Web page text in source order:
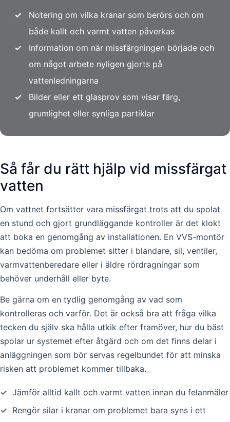
✓
Notering om vilka kranar som berörs och om
både kallt och varmt vatten påverkas
✓
Information om när missfärgningen började och
om något arbete nyligen gjorts på
vattenledningarna
✓
Bilder eller ett glasprov som visar färg,
grumlighet eller synliga partiklar
Så får du rätt hjälp vid missfärgat
vatten
Om vattnet fortsätter vara missfärgat trots att du spolat
en stund och gjort grundläggande kontroller är det klokt
att boka en genomgång av installationen. En VVS-montör
kan bedöma om problemet sitter i blandare, sil, ventiler,
varmvattenberedare eller i äldre rördragningar som
behöver underhåll eller byte.
Be gärna om en tydlig genomgång av vad som
kontrolleras och varför. Det är också bra att fråga vilka
tecken du själv ska hålla utkik efter framöver, hur du bäst
spolar ur systemet efter åtgärd och om det finns delar i
anläggningen som bör servas regelbundet för att minska
risken att problemet kommer tillbaka.
✓ Jämför alltid kallt och varmt vatten innan du felanmäler
✓ Rengör silar i kranar om problemet bara syns i ett